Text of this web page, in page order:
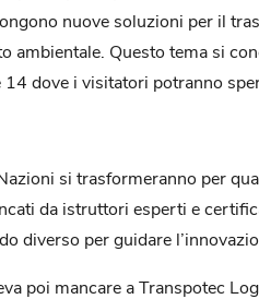
nuove soluzioni per il
ambientale. Questo tema si
14 dove i visitatori potranno
si trasformeranno per
da istruttori esperti e
diverso per guidare
poi mancare a Transpotec